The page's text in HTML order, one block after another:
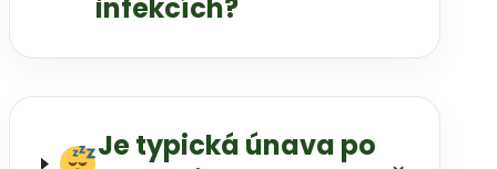
infekcích?
Je typická únava po